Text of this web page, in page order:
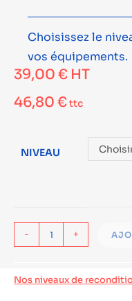
Choisissez le
vos équipements.
39,00 € HT
46,80 €ttc
NIVEAU
- +
Nos niveaux de